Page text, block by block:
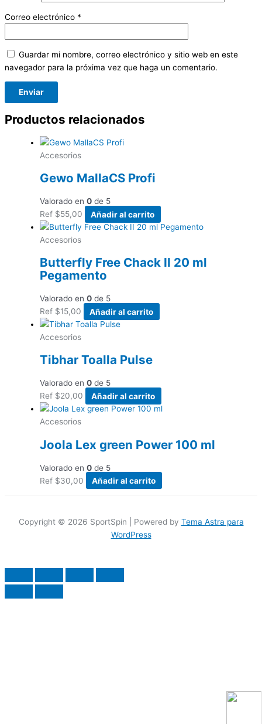
Correo electrónico *
Guardar mi nombre, correo electrónico y sitio web en este
navegador para la próxima vez que haga un comentario.
Productos relacionados
Accesorios
Gewo MallaCS Profi
Valorado en 0 de 5
Ref $55,00 Añadir al carrito
Accesorios
Butterfly Free Chack II 20 ml
Pegamento
Valorado en 0 de 5
Ref $15,00 Añadir al carrito
Accesorios
Tibhar Toalla Pulse
Valorado en 0 de 5
Ref $20,00 Añadir al carrito
Accesorios
Joola Lex green Power 100 ml
Valorado en 0 de 5
Ref $30,00 Añadir al carrito
Copyright © 2026 SportSpin | Powered by Tema Astra para
WordPress